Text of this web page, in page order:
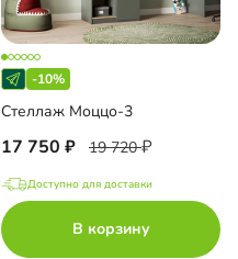
-10%
Стеллаж Моццо-3
17 750 19 720
Доступно для доставки
В корзину